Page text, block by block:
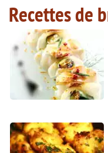
Recettes de